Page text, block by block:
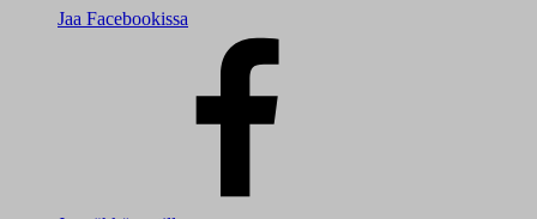
Jaa Facebookissa